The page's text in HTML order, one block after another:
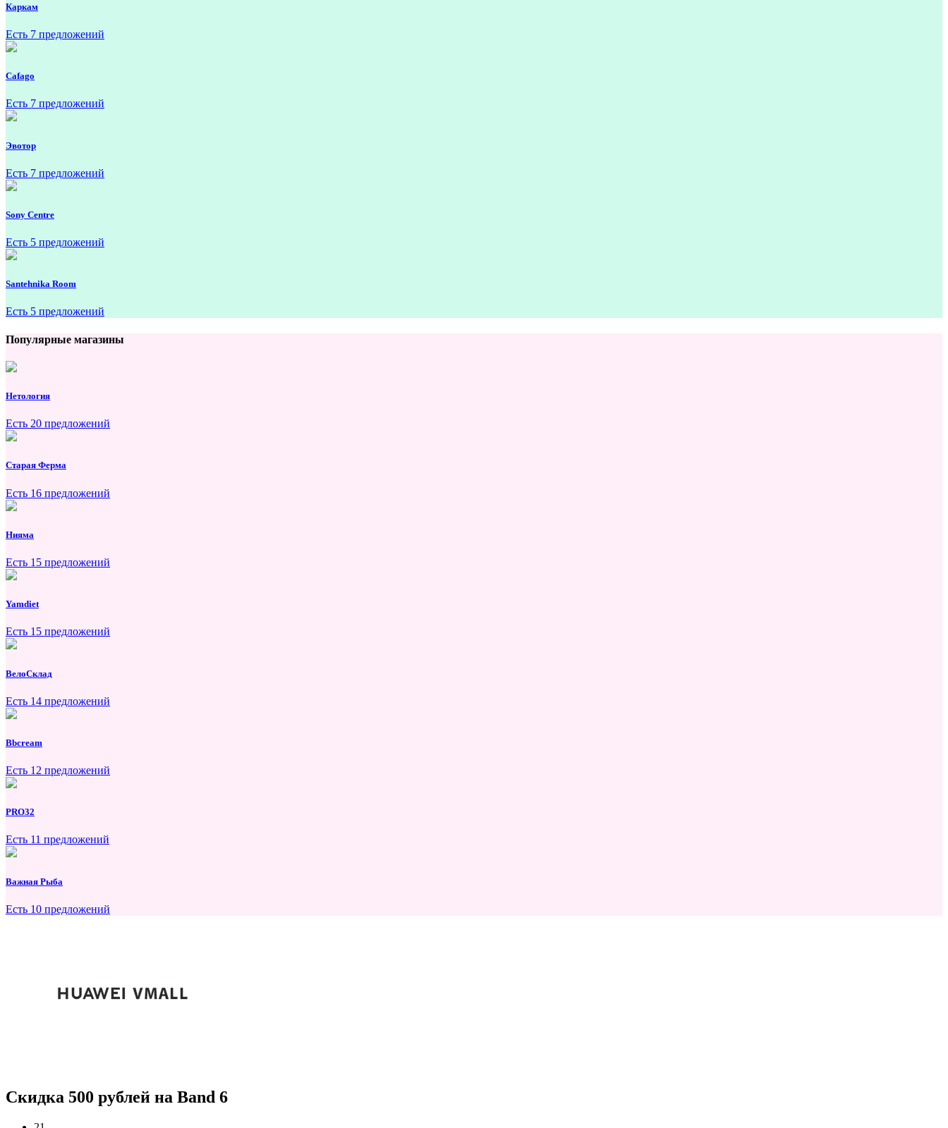
Каркам
Есть 7 предложений
Cafago
Есть 7 предложений
Эвотор
Есть 7 предложений
Sony Centre
Есть 5 предложений
Santehnika Room
Есть 5 предложений
Популярные магазины
Нетология
Есть 20 предложений
Старая Ферма
Есть 16 предложений
Нияма
Есть 15 предложений
Yamdiet
Есть 15 предложений
ВелоСклад
Есть 14 предложений
Bbcream
Есть 12 предложений
PRO32
Есть 11 предложений
Важная Рыба
Есть 10 предложений
Скидка 500 рублей на Band 6